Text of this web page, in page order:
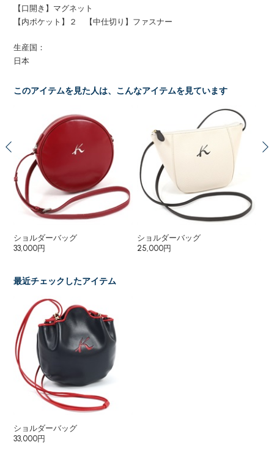
【口開き】マグネット
【内ポケット】２ 【中仕切り】ファスナー
生産国：
日本
このアイテムを見た人は、こんなアイテムを見ています
ショルダーバッグ
33,000円
ショルダーバッグ
25,000円
最近チェックしたアイテム
ショルダーバッグ
33,000円